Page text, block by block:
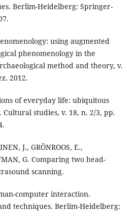
Berlim-Heidelberg: Springer-
using augmented
phenomenology in the
method and theory, v.
2012.
of everyday life: ubiquitous
studies, v. 18, n. 2/3, pp.
J., GRÖNROOS, E.,
G. Comparing two head-
scanning.
computer interaction.
techniques. Berlim-Heidelberg: